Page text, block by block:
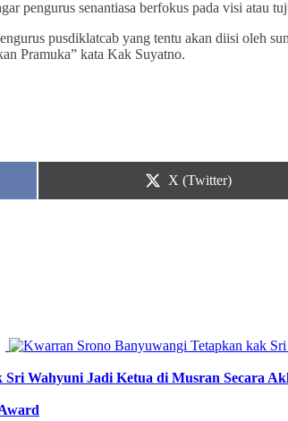
pengurus senantiasa berfokus pada visi atau
pusdiklatcab yang tentu akan diisi oleh
Pramuka” kata Kak Suyatno.
Share
X (Twitter)
Wahyuni Jadi Ketua di Musran Secara